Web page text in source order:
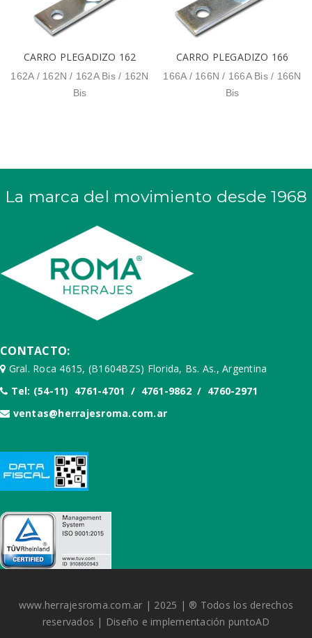
CARRO PLEGADIZO 162
162A / 162N / 162A Bis / 162N
Bis
CARRO PLEGADIZO 166
166A / 166N / 166A Bis / 166N
Bis
La marca del movimiento desde 1968
CONTACTO:
Gral. Roca 4615, (B1604BZS) Florida, Bs. As., Argentina
Tel: (54-11) 4761-4701 / 4761-9862 / 4760-2971
ventas@herrajesroma.com.ar
www.herrajesroma.com.ar | 2025 | ® Todos los derechos
reservados | Diseño e implementación puntoAD